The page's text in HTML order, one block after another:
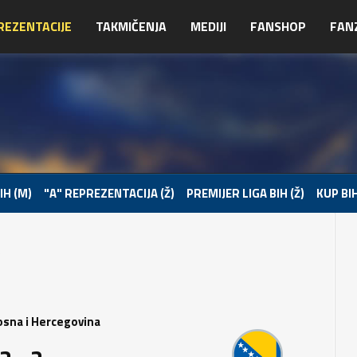
TAKMIČENJA MEDIJI FANSHOP
(M) "A" REPREZENTACIJA (Ž) PREMIJER LIGA BIH (Ž) KUP
i Hercegovina